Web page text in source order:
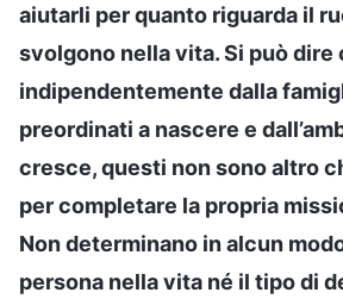
aiutarli per quanto riguarda il
svolgono nella vita. Si può dire
indipendentemente dalla
preordinati a nascere e
cresce, questi non sono altro
per completare la propria
Non determinano in alcun
persona nella vita né il tipo di